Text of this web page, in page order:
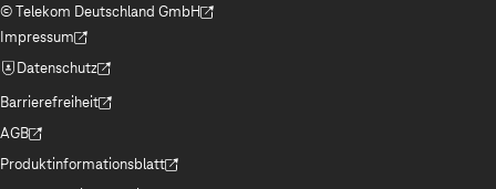
© Telekom Deutschland GmbH
(Der Link wird in einem neuen Tab geöffnet)
Impressum
(Der Link wird in einem neuen Tab geöffnet)
Datenschutz
(Der Link wird in einem neuen Tab geöffnet)
Barrierefreiheit
(Der Link wird in einem neuen Tab geöffnet)
AGB
(Der Link wird in einem neuen Tab geöffnet)
Produktinformationsblatt
(Der Link wird in einem neuen Tab geöffnet)